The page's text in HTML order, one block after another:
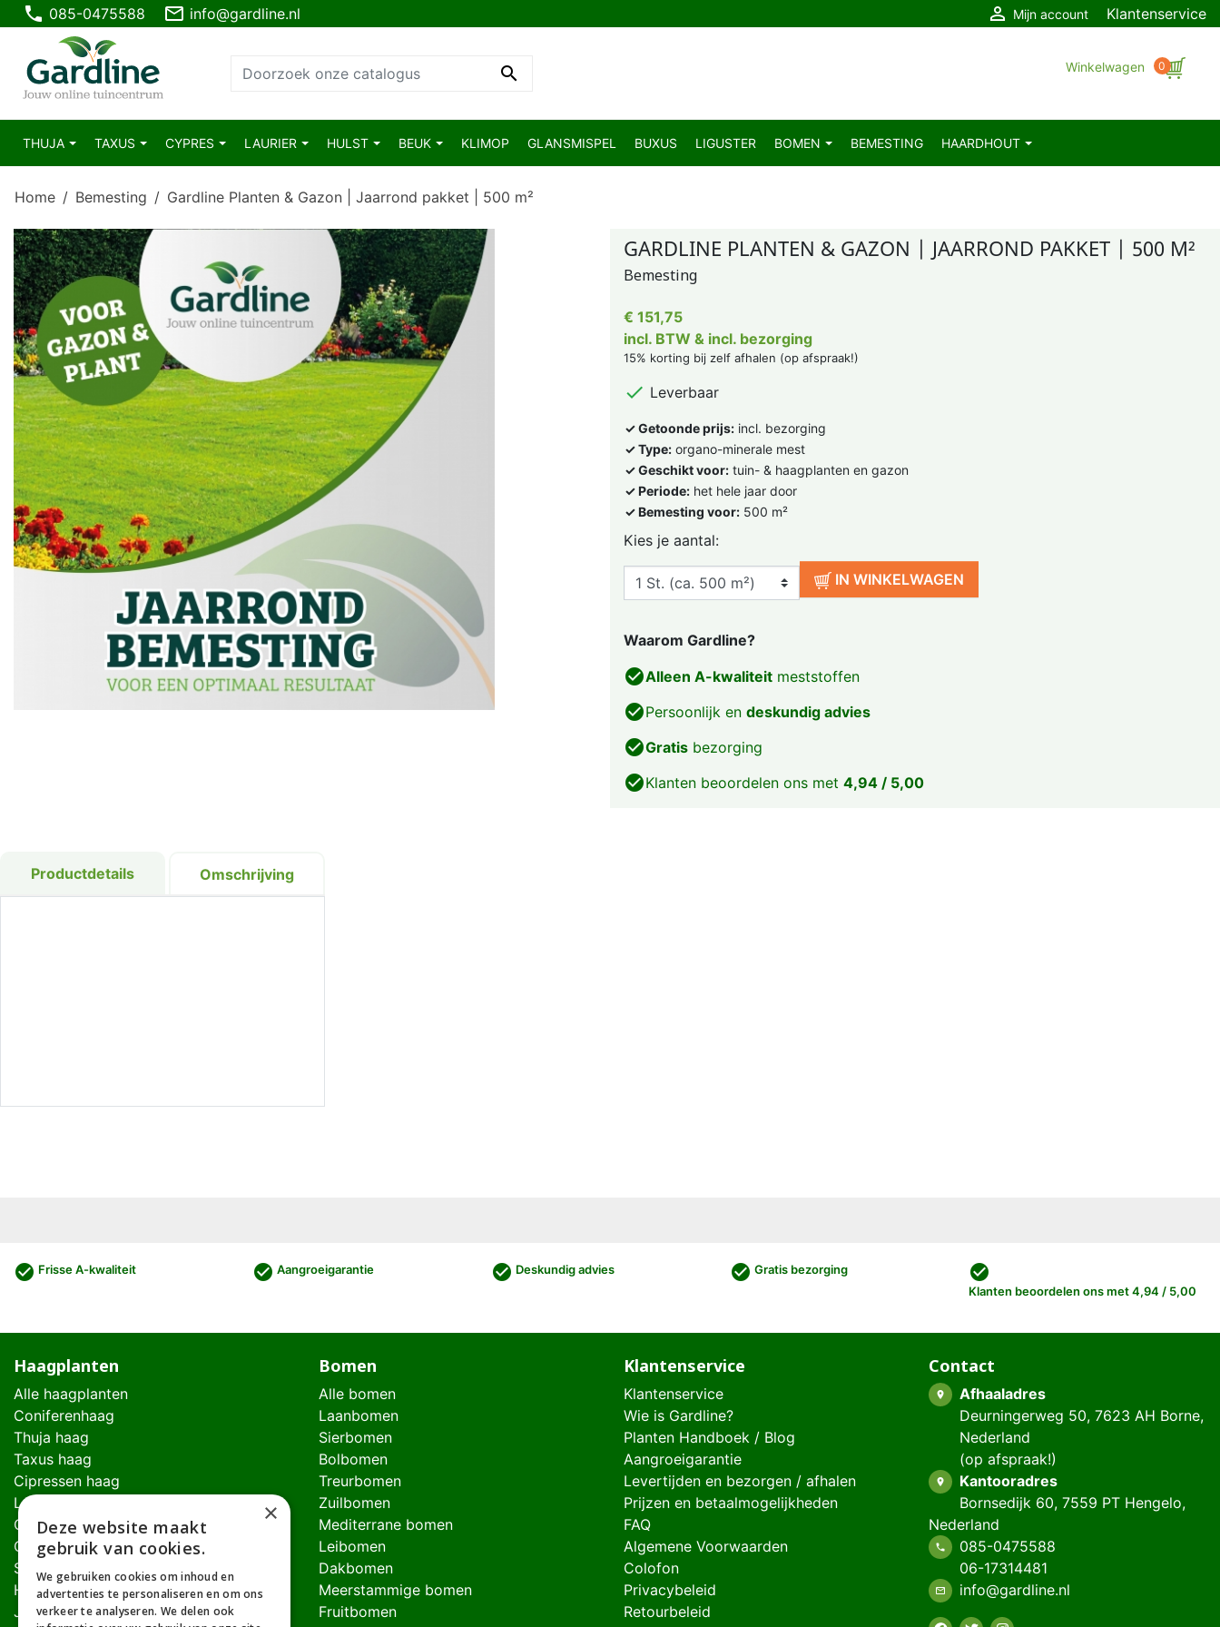
phone 085-0475588 mail_outline info@gardline.nl  Mijn account Klantenservice
 Winkelwagen 0
THUJA TAXUS CYPRES LAURIER HULST BEUK KLIMOP GLANSMISPEL BUXUS LIGUSTER BOMEN BEMESTING HAARDHOUT
Home Bemesting Gardline Planten & Gazon | Jaarrond pakket | 500 m²
GARDLINE PLANTEN & GAZON | JAARROND PAKKET | 500 M²
Bemesting
€ 151,75
incl. BTW & incl. bezorging
15% korting bij zelf afhalen (op afspraak!)
 Leverbaar
✓ Getoonde prijs:incl. bezorging
✓ Type:organo-minerale mest
✓ Geschikt voor:tuin- & haagplanten en gazon
✓ Periode:het hele jaar door
✓ Bemesting voor:500 m²
Kies je aantal:
IN WINKELWAGEN
Waarom Gardline?
check_circleAlleen A-kwaliteitmeststoffen
check_circlePersoonlijk en deskundig advies
check_circleGratisbezorging
check_circleKlanten beoordelen ons met 4,94 / 5,00
Productdetails Omschrijving
check_circle Frisse A-kwaliteit check_circle Aangroeigarantie check_circle Deskundig advies check_circle Gratis bezorging check_circle
Klanten beoordelen ons met 4,94 / 5,00
Haagplanten
Alle haagplanten
Coniferenhaag
Thuja haag
Taxus haag
Cipressen haag
Laurierhaag
Glansmispel haag
Olijfwilghaag
Schijnhulsthaag
Hulst haag
Japanse Hulst haag
Bomen
Alle bomen
Laanbomen
Sierbomen
Bolbomen
Treurbomen
Zuilbomen
Mediterrane bomen
Leibomen
Dakbomen
Meerstammige bomen
Fruitbomen
Klantenservice
Klantenservice
Wie is Gardline?
Planten Handboek / Blog
Aangroeigarantie
Levertijden en bezorgen / afhalen
Prijzen en betaalmogelijkheden
FAQ
Algemene Voorwaarden
Colofon
Privacybeleid
Retourbeleid
Contact
place
Afhaaladres
Deurningerweg 50, 7623 AH Borne,
Nederland
(op afspraak!)
place
Kantooradres
Bornsedijk 60, 7559 PT Hengelo,
Nederland
phone
085-0475588
06-17314481
mail_outline info@gardline.nl
×
Deze website maakt
gebruik van cookies.
We gebruiken cookies om inhoud en
advertenties te personaliseren en om ons
verkeer te analyseren. We delen ook